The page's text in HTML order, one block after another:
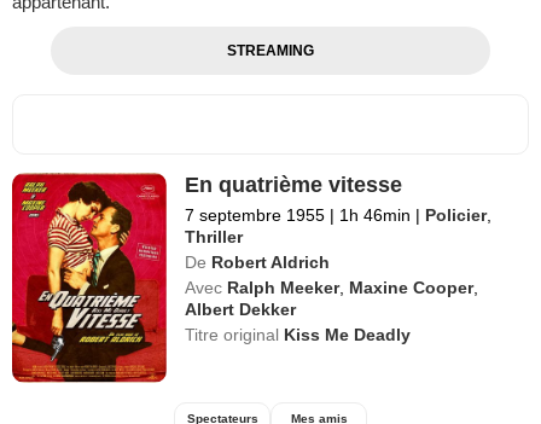
STREAMING
En quatrième vitesse
7 septembre 1955 | 1h 46min | Policier,
Thriller
De Robert Aldrich
Avec Ralph Meeker, Maxine Cooper,
Albert Dekker
Titre original Kiss Me Deadly
Spectateurs Mes amis